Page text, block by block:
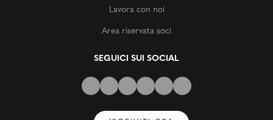
Lavora con noi
Area riservata soci
SEGUICI SUI SOCIAL